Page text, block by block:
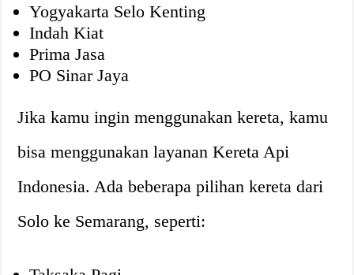
Yogyakarta Selo Kenting
Indah Kiat
Prima Jasa
PO Sinar Jaya
Jika kamu ingin menggunakan kereta, kamu
bisa menggunakan layanan Kereta Api
Indonesia. Ada beberapa pilihan kereta dari
Solo ke Semarang, seperti: